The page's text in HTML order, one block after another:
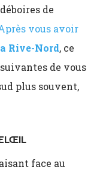
de
vous avoir
Rive-Nord, ce
de vous
plus souvent,
face au